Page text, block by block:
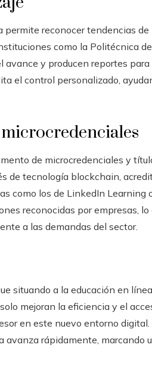
permite reconocer tendencias de
como la Politécnica de
avance y producen reportes para
el control personalizado,
de microcredenciales y
de tecnología blockchain,
como los de LinkedIn Learning
reconocidas por empresas, lo
a las demandas del sector.
situando a la educación en
mejoran la eficiencia y el
en este nuevo entorno digital.
avanza rápidamente, marcando